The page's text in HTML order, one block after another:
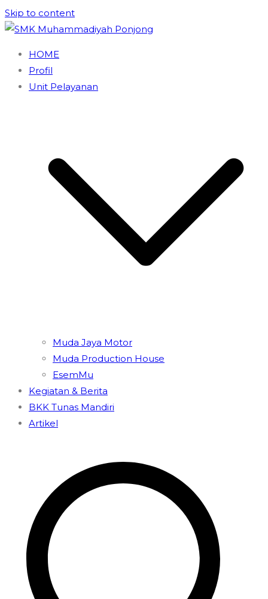
Skip to content
SMK Muhammadiyah Ponjong
Unggul dan Berdaya Saing
HOME
Profil
Unit Pelayanan
Muda Jaya Motor
Muda Production House
EsemMu
Kegiatan & Berita
BKK Tunas Mandiri
Artikel